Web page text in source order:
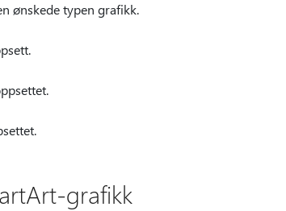
ønskede typen grafikk.
grafikk